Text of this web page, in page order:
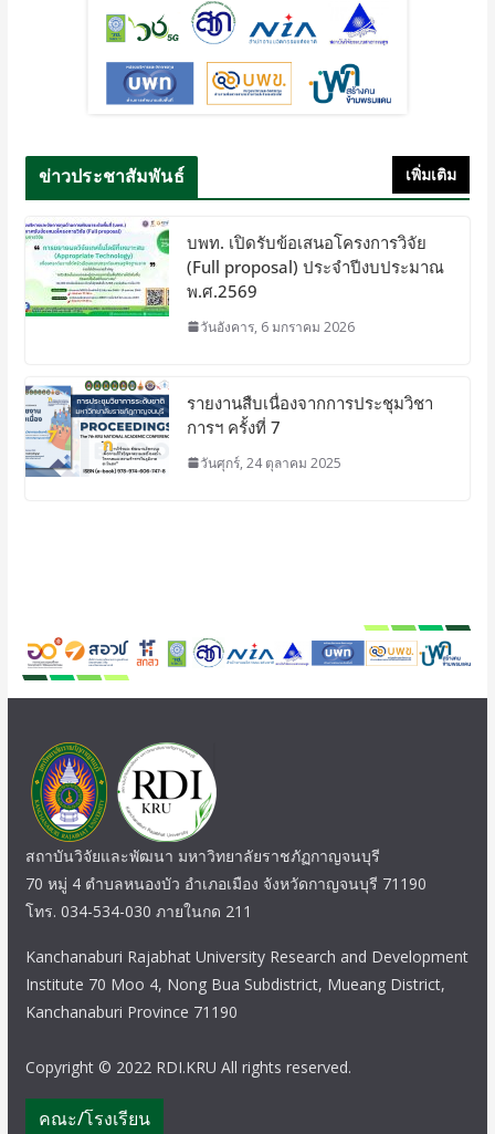
ข่าวประชาสัมพันธ์ เพิ่มเติม
บพท. เปิดรับข้อเสนอโครงการวิจัย
(Full proposal) ประจำปีงบประมาณ
พ.ศ.2569
วันอังคาร, 6 มกราคม 2026
รายงานสืบเนื่องจากการประชุมวิชา
การฯ ครั้งที่ 7
วันศุกร์, 24 ตุลาคม 2025
สถาบันวิจัยและพัฒนา มหาวิทยาลัยราชภัฏกาญจนบุรี
70 หมู่ 4 ตำบลหนองบัว อำเภอเมือง จังหวัดกาญจนบุรี 71190
โทร. 034-534-030 ภายในกด 211
Kanchanaburi Rajabhat University Research and Development
Institute 70 Moo 4, Nong Bua Subdistrict, Mueang District,
Kanchanaburi Province 71190
Copyright © 2022 RDI.KRU All rights reserved.
คณะ/โรงเรียน